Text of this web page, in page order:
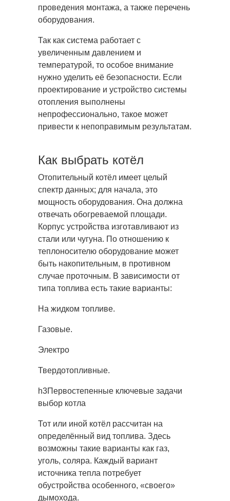
проведения монтажа, а также перечень
оборудования.
Так как система работает с
увеличенным давлением и
температурой, то особое внимание
нужно уделить её безопасности. Если
проектирование и устройство системы
отопления выполнены
непрофессионально, такое может
привести к непоправимым результатам.
Как выбрать котёл
Отопительный котёл имеет целый
спектр данных; для начала, это
мощность оборудования. Она должна
отвечать обогреваемой площади.
Корпус устройства изготавливают из
стали или чугуна. По отношению к
теплоносителю оборудование может
быть накопительным, в противном
случае проточным. В зависимости от
типа топлива есть такие варианты:
На жидком топливе.
Газовые.
Электро
Твердотопливные.
h3Первостепенные ключевые задачи
выбор котла
Тот или иной котёл рассчитан на
определённый вид топлива. Здесь
возможны такие варианты как газ,
уголь, соляра. Каждый вариант
источника тепла потребует
обустройства особенного, «своего»
дымохода.